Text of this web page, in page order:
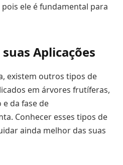
ele é fundamental para
Aplicações
existem outros tipos de
em árvores frutíferas,
da fase de
Conhecer esses tipos de
ainda melhor das suas